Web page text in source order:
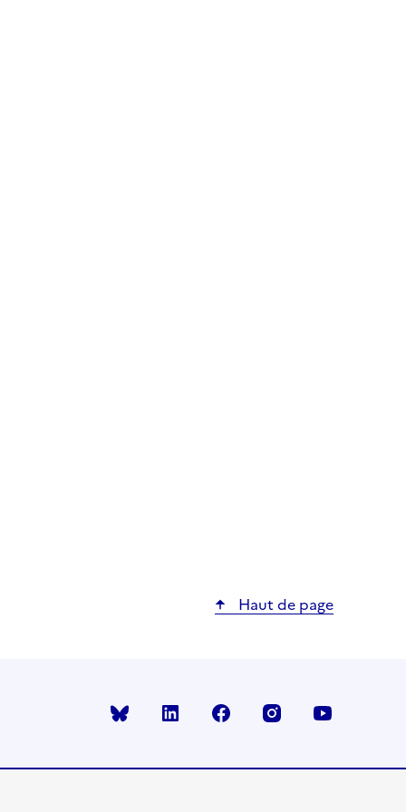
Haut de page
Bluesky linkedin facebook instagram